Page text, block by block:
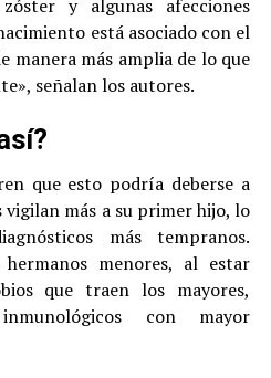
y algunas afecciones
está asociado con el
manera más amplia de lo que
señalan los autores.
que esto podría deberse a
más a su primer hijo, lo
más tempranos.
menores, al estar
que traen los mayores,
con mayor